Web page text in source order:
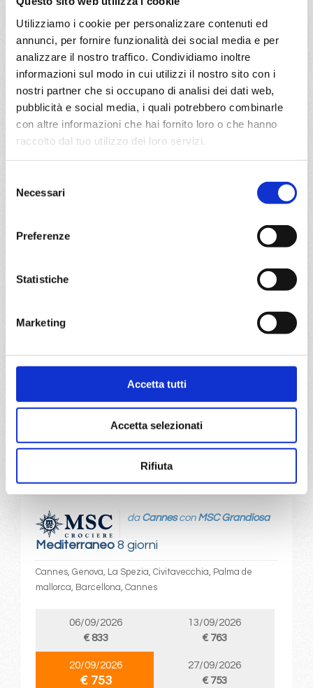
Utilizziamo i cookie per personalizzare contenuti ed
annunci, per fornire funzionalità dei social media e per
analizzare il nostro traffico. Condividiamo inoltre
informazioni sul modo in cui utilizzi il nostro sito con i
nostri partner che si occupano di analisi dei dati web,
pubblicità e social media, i quali potrebbero combinarle
con altre informazioni che hai fornito loro o che hanno
raccolto dal tuo utilizzo dei loro servizi.
delNecessari
Preferenze
Statistiche
Marketing
Accetta tutti
Accetta selezionati
Rifiuta
05/09/2026
12/09/2026
19/09/2026
€ 753
26/09/2026
€ 753
a partire da
€ 753
DETTAGLI
Mediterraneo
Napoli, Livorno, Provence(marseilles)
a partire da
€ 753
DETTAGLI
Mediterraneo8 giorni
da Cannescon MSC Grandiosa
Cannes, Genova, La Spezia, Civitavecchia, Palma de
mallorca, Barcellona, Cannes
06/09/2026
€ 833
13/09/2026
€ 763
20/09/2026
€ 753
27/09/2026
€ 753